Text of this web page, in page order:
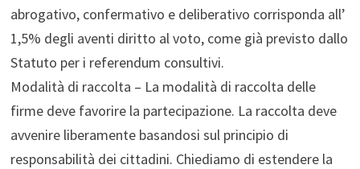
abrogativo, confermativo e deliberativo corrisponda all’
1,5% degli aventi diritto al voto, come già previsto dallo
Statuto per i referendum consultivi.
Modalità di raccolta – La modalità di raccolta delle
firme deve favorire la partecipazione. La raccolta deve
avvenire liberamente basandosi sul principio di
responsabilità dei cittadini. Chiediamo di estendere la